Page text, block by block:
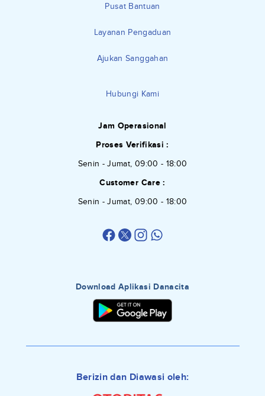
Pusat Bantuan
Layanan Pengaduan
Ajukan Sanggahan
Hubungi Kami
Jam Operasional
Proses Verifikasi :
Senin - Jumat, 09:00 - 18:00
Customer Care :
Senin - Jumat, 09:00 - 18:00
Download Aplikasi Danacita
Berizin dan Diawasi oleh: